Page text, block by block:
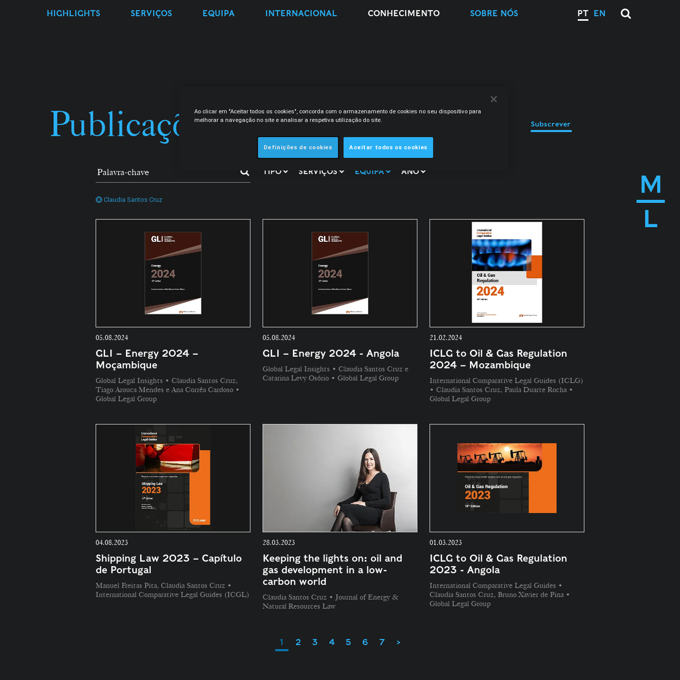
M
L
HIGHLIGHTS SERVIÇOS EQUIPA INTERNACIONAL CONHECIMENTO SOBRE NÓS PT EN
Publicações Subscrever
TIPO SERVIÇOS EQUIPA ANO
Claudia Santos Cruz
05.08.2024
GLI – Energy 2024 –
Moçambique
Global Legal Insights • Claudia Santos Cruz,
Tiago Arouca Mendes e Ana Corrêa Cardoso •
Global Legal Group
05.08.2024
GLI – Energy 2024 - Angola
Global Legal Insights • Claudia Santos Cruz e
Catarina Levy Osório • Global Legal Group
21.02.2024
ICLG to Oil & Gas Regulation
2024 – Mozambique
International Comparative Legal Guides (ICLG)
• Claudia Santos Cruz, Paula Duarte Rocha •
Global Legal Group
04.08.2023
Shipping Law 2023 – Capítulo
de Portugal
Manuel Freitas Pita, Claudia Santos Cruz •
International Comparative Legal Guides (ICGL)
28.03.2023
Keeping the lights on: oil and
gas development in a low-
carbon world
Claudia Santos Cruz • Journal of Energy &
Natural Resources Law
01.03.2023
ICLG to Oil & Gas Regulation
2023 - Angola
International Comparative Legal Guides •
Claudia Santos Cruz, Bruno Xavier de Pina •
Global Legal Group
1 2 3 4 5 6 7 >
Ao clicar em "Aceitar todos os cookies", concorda com o armazenamento de cookies no seu dispositivo para
melhorar a navegação no site e analisar a respetiva utilização do site.
Definições de cookies Aceitar todos os cookies